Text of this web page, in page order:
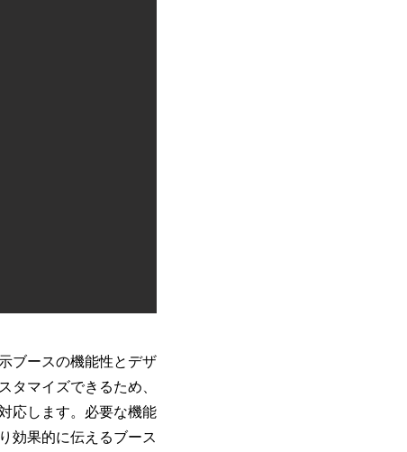
ブースの機能性とデザ
マイズできるため、
応します。必要な機能
効果的に伝えるブース